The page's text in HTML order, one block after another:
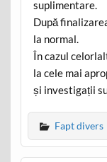
suplimentare.
După
la normal.
În cazul
la cele mai
și investigații
Fapt divers